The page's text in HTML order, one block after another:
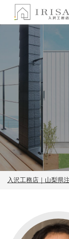
入沢工務店｜山梨県